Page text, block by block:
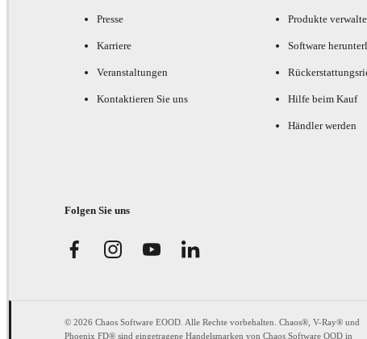
Presse
Karriere
Veranstaltungen
Kontaktieren Sie uns
Produkte
Software
Hilfe beim Kauf
Händler werden
Folgen Sie uns
© 2026 Chaos Software EOOD. Alle Rechte vorbehalten. Chaos®, V-Ray® und
Phoenix FD® sind eingetragene Handelsmarken von Chaos Software OOD in